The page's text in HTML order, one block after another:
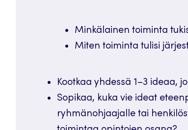
Minkälainen toiminta
Miten toiminta tulisi
Kootkaa yhdessä 1–3 ideaa,
Sopikaa, kuka vie ideat
ryhmänohjaajalle tai